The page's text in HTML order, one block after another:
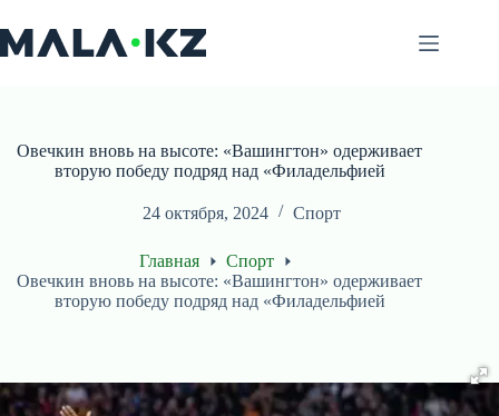
к
сути
Овечкин вновь на высоте: «Вашингтон» одерживает
вторую победу подряд над «Филадельфией
24 октября, 2024 Спорт
Главная
Спорт
Овечкин вновь на высоте: «Вашингтон» одерживает
вторую победу подряд над «Филадельфией